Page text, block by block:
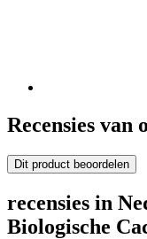
Recensies van
Dit product beoordelen
recensies in
Biologische